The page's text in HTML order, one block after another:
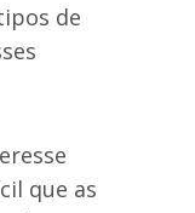
de
que as